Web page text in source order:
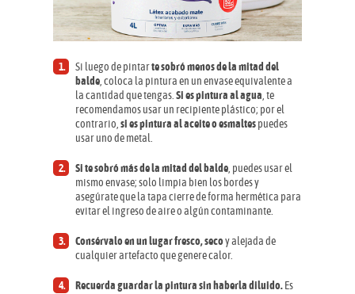
Si luego de pintarte sobró menos de la mitad del
balde, coloca la pintura en un envase equivalente a
la cantidad que tengas.Si es pintura al agua, te
recomendamos usar un recipiente plástico; por el
contrario,si es pintura al aceite o esmaltes puedes
usar uno de metal.
Si te sobró más de la mitad del balde, puedes usar el
mismo envase; solo limpia bien los bordes y
asegúrate que la tapa cierre de forma hermética para
evitar el ingreso de aire o algún contaminante.
Consérvalo en un lugar fresco, secoy alejada de
cualquier artefacto que genere calor.
Recuerda guardar la pintura sin haberla diluido. Es